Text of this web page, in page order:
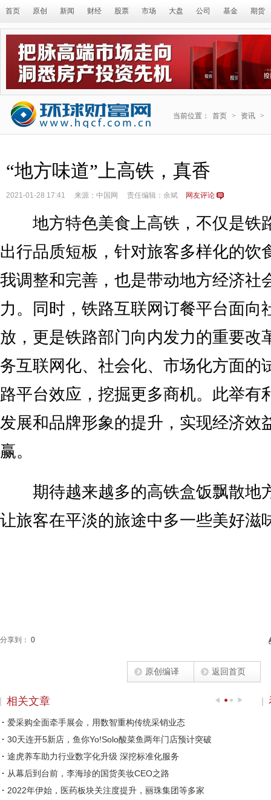
首页 原创 新闻 财经 股票 市场 大盘 公司 基金 期货
当前位置： 首页 > 资讯 >
“地方味道”上高铁，真香
2021-01-28 17:41 来源：中国网 责任编辑：余斌 网友评论
地方特色美食上高铁，不仅是铁
出行品质短板，针对旅客多样化的饮
我调整和完善，也是带动地方经济社
力。同时，铁路互联网订餐平台面向
放，更是铁路部门向内发力的重要改
务互联网化、社会化、市场化方面的
路平台效应，挖掘更多商机。此举有
发展和品牌形象的提升，实现经济效
赢。
期待越来越多的高铁盒饭飘散地
让旅客在平淡的旅途中多一些美好滋
分享到： 0
原创编译 返回首页
相关文章
爱采购全面牵手展会，用数智重构传统采销业态
30天连开5新店，鱼你Yo!Solo酸菜鱼两年门店预计突破
途虎养车助力行业数字化升级 深挖标准化服务
从幕后到台前，李海珍的国货美妆CEO之路
2022年伊始，医药板块关注度提升，丽珠集团等多家